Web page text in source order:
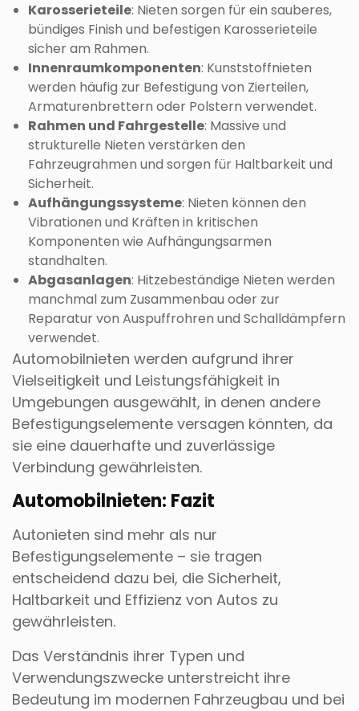
Karosserieteile: Nieten sorgen für ein sauberes,
bündiges Finish und befestigen Karosserieteile
sicher am Rahmen.
Innenraumkomponenten: Kunststoffnieten
werden häufig zur Befestigung von Zierteilen,
Armaturenbrettern oder Polstern verwendet.
Rahmen und Fahrgestelle: Massive und
strukturelle Nieten verstärken den
Fahrzeugrahmen und sorgen für Haltbarkeit und
Sicherheit.
Aufhängungssysteme: Nieten können den
Vibrationen und Kräften in kritischen
Komponenten wie Aufhängungsarmen
standhalten.
Abgasanlagen: Hitzebeständige Nieten werden
manchmal zum Zusammenbau oder zur
Reparatur von Auspuffrohren und Schalldämpfern
verwendet.
Automobilnieten werden aufgrund ihrer
Vielseitigkeit und Leistungsfähigkeit in
Umgebungen ausgewählt, in denen andere
Befestigungselemente versagen könnten, da
sie eine dauerhafte und zuverlässige
Verbindung gewährleisten.
Automobilnieten: Fazit
Autonieten sind mehr als nur
Befestigungselemente – sie tragen
entscheidend dazu bei, die Sicherheit,
Haltbarkeit und Effizienz von Autos zu
gewährleisten.
Das Verständnis ihrer Typen und
Verwendungszwecke unterstreicht ihre
Bedeutung im modernen Fahrzeugbau und bei